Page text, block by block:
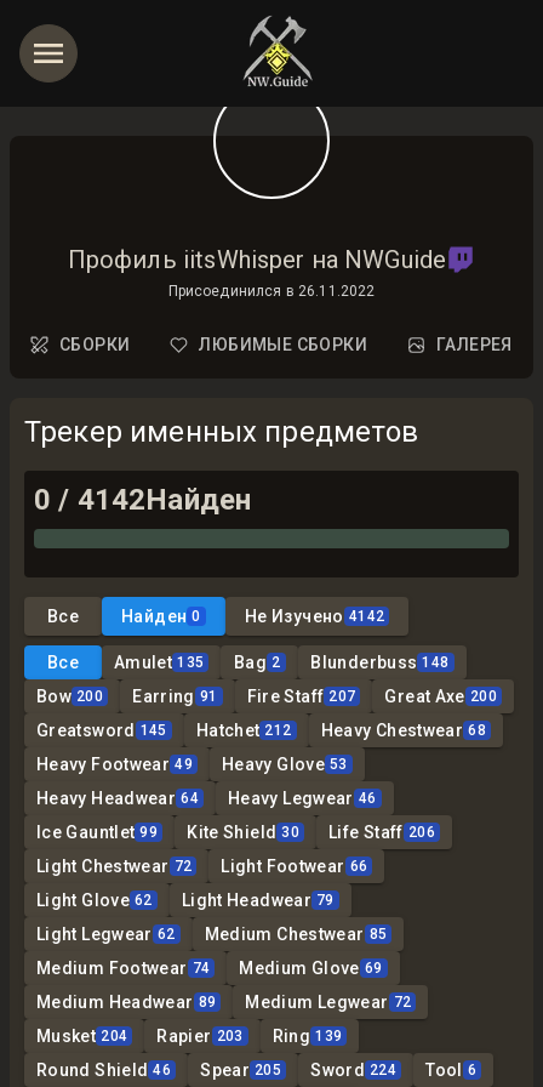
Профиль iitsWhisper на NWGuide
Присоединился в 26.11.2022
СБОРКИ ЛЮБИМЫЕ СБОРКИ ГАЛЕРЕЯ
Трекер именных предметов
0 / 4142Найден
Все Найден 0 Не Изучено 4142
Все Amulet 135 Bag 2 Blunderbuss 148
Bow 200 Earring 91 Fire Staff 207 Great Axe 200
Greatsword 145 Hatchet 212 Heavy Chestwear 68
Heavy Footwear 49 Heavy Glove 53
Heavy Headwear 64 Heavy Legwear 46
Ice Gauntlet 99 Kite Shield 30 Life Staff 206
Light Chestwear 72 Light Footwear 66
Light Glove 62 Light Headwear 79
Light Legwear 62 Medium Chestwear 85
Medium Footwear 74 Medium Glove 69
Medium Headwear 89 Medium Legwear 72
Musket 204 Rapier 203 Ring 139
Round Shield 46 Spear 205 Sword 224 Tool 6